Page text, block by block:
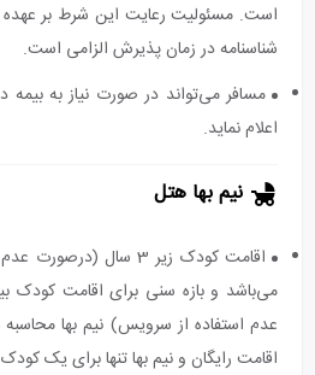
است. مسئولیت رعایت این شرط بر عهده
شناسنامه در زمان پذیرش الزامی است.
مسافر می‌تواند در صورت نیاز به بیمه
اعلام نماید.
نیم بها هتل
اقامت کودک زیر 3 سال
عدم استفاده از سرویس) نیم بها
اقامت رایگان و نیم بها تنها برای یک